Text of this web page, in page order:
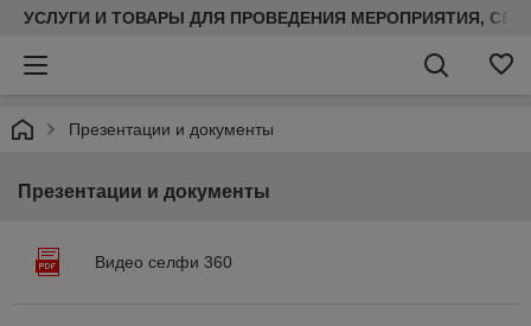
УСЛУГИ И ТОВАРЫ ДЛЯ ПРОВЕДЕНИЯ МЕРОПРИЯТИЯ,
Презентации и документы
Презентации и документы
Видео селфи 360